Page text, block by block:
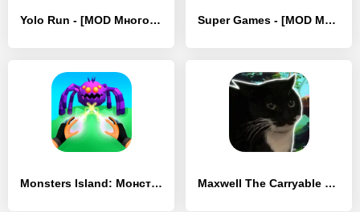
Yolo Run - [MOD Много денег] Super Games - [MOD Много монет]
Monsters Island: Монстры - [MOD Много монет] Maxwell The Carryable Cat - [MOD Много монет]